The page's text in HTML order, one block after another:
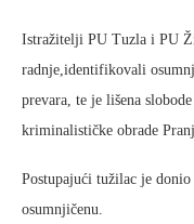
Istražitelji PU Tuzla i PU
radnje,identifikovali
prevara, te je lišena
kriminalističke obrade
Postupajući tužilac je
osumnjičenu.